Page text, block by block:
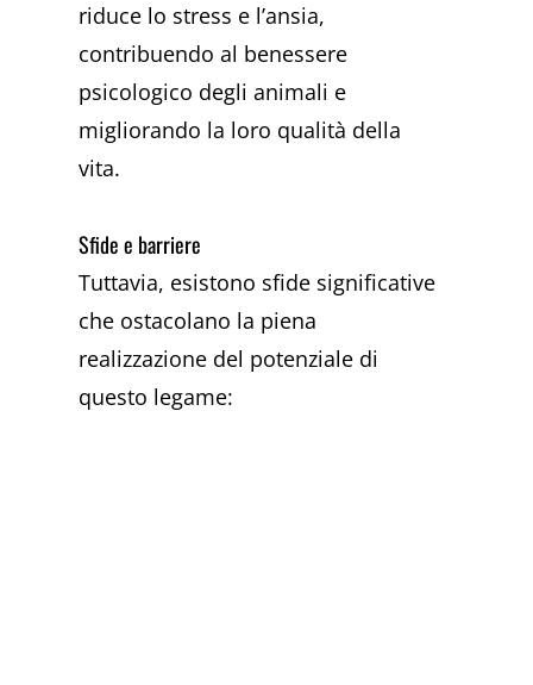
riduce lo stress e l’ansia,
contribuendo al benessere
psicologico degli animali e
migliorando la loro qualità della
vita.
Sfide e barriere
Tuttavia, esistono sfide significative
che ostacolano la piena
realizzazione del potenziale di
questo legame: